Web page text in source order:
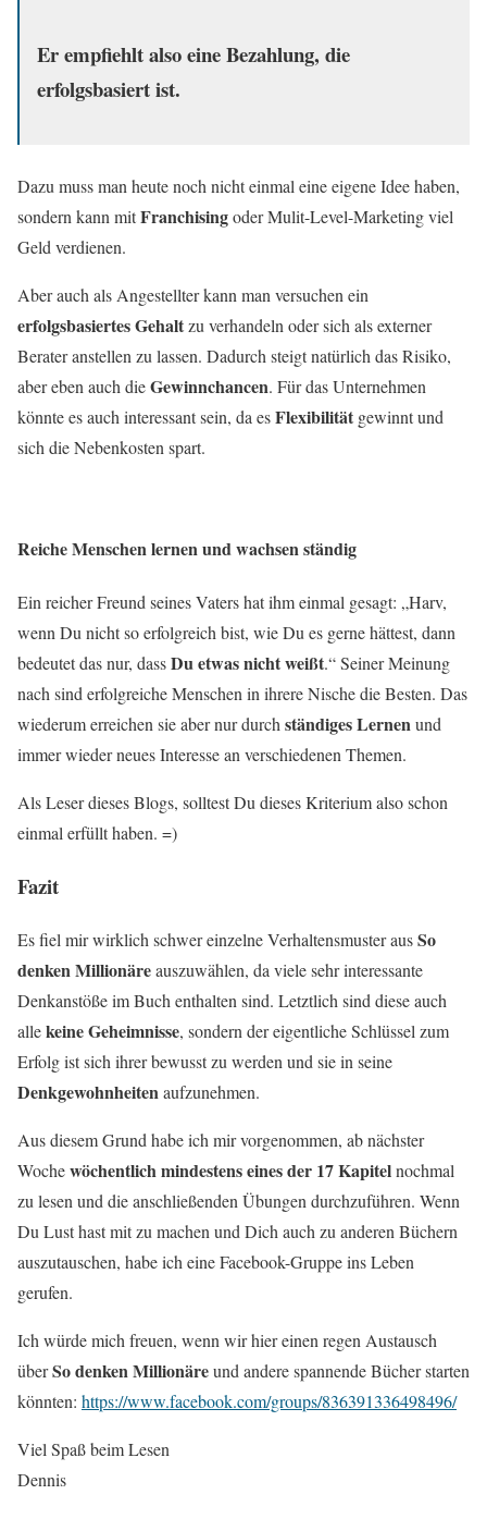
Er empfiehlt also eine Bezahlung, die
erfolgsbasiert ist.
Dazu muss man heute noch nicht einmal eine eigene Idee haben,
sondern kann mitFranchisingoder Mulit-Level-Marketing viel
Geld verdienen.
Aber auch als Angestellter kann man versuchen ein
erfolgsbasiertesGehaltzu verhandeln oder sich als externer
Berater anstellen zu lassen. Dadurch steigt natürlich das Risiko,
aber eben auch dieGewinnchancen. Für das Unternehmen
könnte es auch interessant sein, da esFlexibilität gewinnt und
sich die Nebenkosten spart.
Reiche Menschen lernen und wachsen ständig
Ein reicher Freund seines Vaters hat ihm einmal gesagt: „Harv,
wenn Du nicht so erfolgreich bist, wie Du es gerne hättest, dann
bedeutet das nur, dassDu etwas nicht weißt.“ Seiner Meinung
nach sind erfolgreiche Menschen in ihrere Nische die Besten. Das
wiederum erreichen sie aber nur durchständigesLernenund
immer wieder neues Interesse an verschiedenen Themen.
Als Leser dieses Blogs, solltest Du dieses Kriterium also schon
einmal erfüllt haben. =)
Fazit
Es fiel mir wirklich schwer einzelne Verhaltensmuster ausSo
denken Millionäreauszuwählen, da viele sehr interessante
Denkanstöße im Buch enthalten sind. Letztlich sind diese auch
allekeine Geheimnisse, sondern der eigentliche Schlüssel zum
Erfolg ist sich ihrer bewusst zu werden und sie in seine
Denkgewohnheitenaufzunehmen.
Aus diesem Grund habe ich mir vorgenommen, ab nächster
Wochewöchentlich mindestens eines der 17 Kapitelnochmal
zu lesen und die anschließenden Übungen durchzuführen. Wenn
Du Lust hast mit zu machen und Dich auch zu anderen Büchern
auszutauschen, habe ich eine Facebook-Gruppe ins Leben
gerufen.
Ich würde mich freuen, wenn wir hier einen regen Austausch
überSo denken Millionäreund andere spannende Bücher starten
könnten: https://www.facebook.com/groups/836391336498496/
Viel Spaß beim Lesen
Dennis